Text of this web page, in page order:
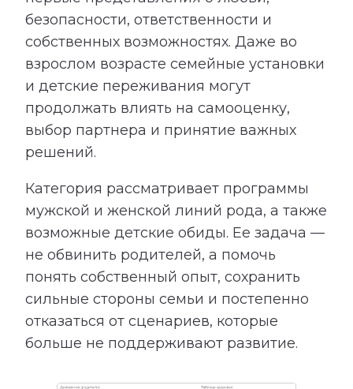
безопасности, ответственности и
собственных возможностях. Даже во
взрослом возрасте семейные установки
и детские переживания могут
продолжать влиять на самооценку,
выбор партнера и принятие важных
решений.
Категория рассматривает программы
мужской и женской линий рода, а также
возможные детские обиды. Ее задача —
не обвинить родителей, а помочь
понять собственный опыт, сохранить
сильные стороны семьи и постепенно
отказаться от сценариев, которые
больше не поддерживают развитие.